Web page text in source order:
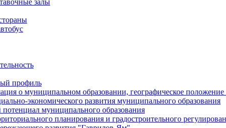
залы
профиль
о муниципальном образовании, географическое положение
экономического развития муниципального образования
потенциал муниципального образования
планирования и градостроительного